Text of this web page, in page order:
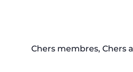
Chers membres, Chers